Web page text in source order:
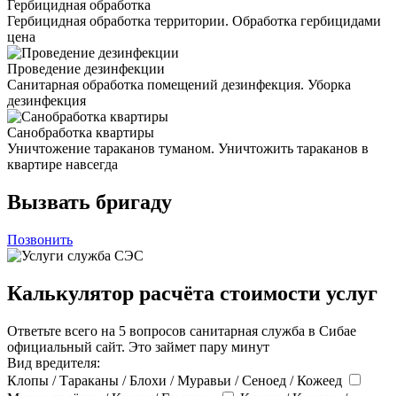
Гербицидная обработка
Гербицидная обработка территории. Обработка гербицидами
цена
Проведение дезинфекции
Санитарная обработка помещений дезинфекция. Уборка
дезинфекция
Санобработка квартиры
Уничтожение тараканов туманом. Уничтожить тараканов в
квартире навсегда
Вызвать бригаду
Позвонить
Калькулятор расчёта стоимости услуг
Ответьте всего на 5 вопросов санитарная служба в Сибае
официальный сайт. Это займет пару минут
Вид вредителя:
Клопы / Тараканы / Блохи / Муравьи / Сеноед / Кожеед